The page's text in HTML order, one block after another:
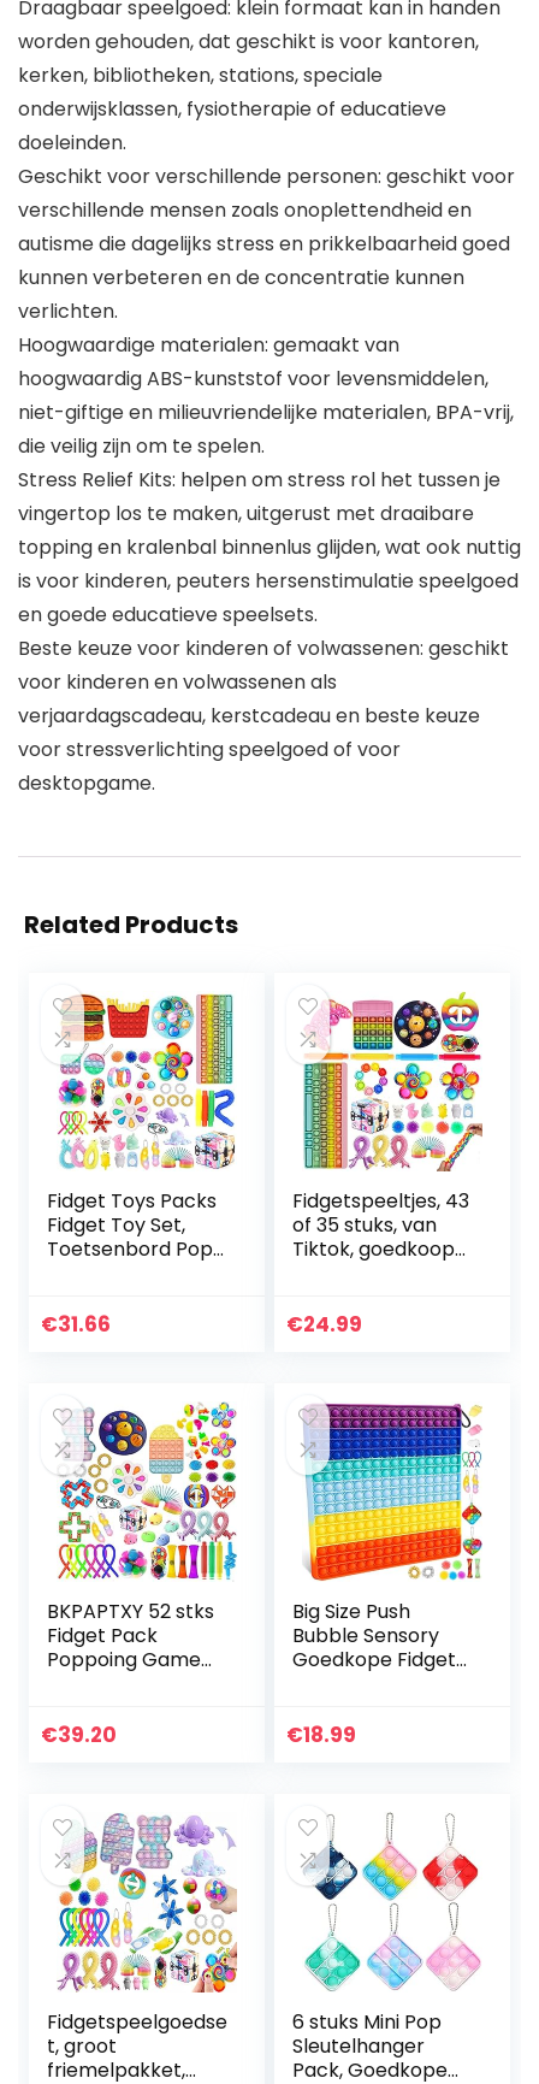
Draagbaar speelgoed: klein formaat kan in handen
worden gehouden, dat geschikt is voor kantoren,
kerken, bibliotheken, stations, speciale
onderwijsklassen, fysiotherapie of educatieve
doeleinden.
Geschikt voor verschillende personen: geschikt voor
verschillende mensen zoals onoplettendheid en
autisme die dagelijks stress en prikkelbaarheid goed
kunnen verbeteren en de concentratie kunnen
verlichten.
Hoogwaardige materialen: gemaakt van
hoogwaardig ABS-kunststof voor levensmiddelen,
niet-giftige en milieuvriendelijke materialen, BPA-vrij,
die veilig zijn om te spelen.
Stress Relief Kits: helpen om stress rol het tussen je
vingertop los te maken, uitgerust met draaibare
topping en kralenbal binnenlus glijden, wat ook nuttig
is voor kinderen, peuters hersenstimulatie speelgoed
en goede educatieve speelsets.
Beste keuze voor kinderen of volwassenen: geschikt
voor kinderen en volwassenen als
verjaardagscadeau, kerstcadeau en beste keuze
voor stressverlichting speelgoed of voor
desktopgame.
Related Products
Fidget Toys Packs
Fidget Toy Set,
Toetsenbord Pop
Figetget Spinners,
€31.66
Fidgetspeeltjes, 43
of 35 stuks, van
Tiktok, goedkoop
drukken,
€24.99
BKPAPTXY 52 stks
Fidget Pack
Poppoing Game
Speelgoed Kit,
€39.20
Big Size Push
Bubble Sensory
Goedkope Fidget
(Kleurrijke
€18.99
Fidgetspeelgoedse
t, groot
friemelpakket,
6 stuks Mini Pop
Sleutelhanger
Pack, Goedkope